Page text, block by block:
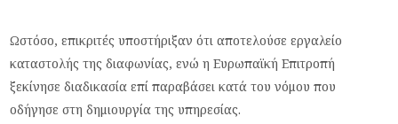
Ωστόσο, επικριτές υποστήριξαν ότι αποτελούσε εργαλείο
καταστολής της διαφωνίας, ενώ η Ευρωπαϊκή Επιτροπή
ξεκίνησε διαδικασία επί παραβάσει κατά του νόμου που
οδήγησε στη δημιουργία της υπηρεσίας.